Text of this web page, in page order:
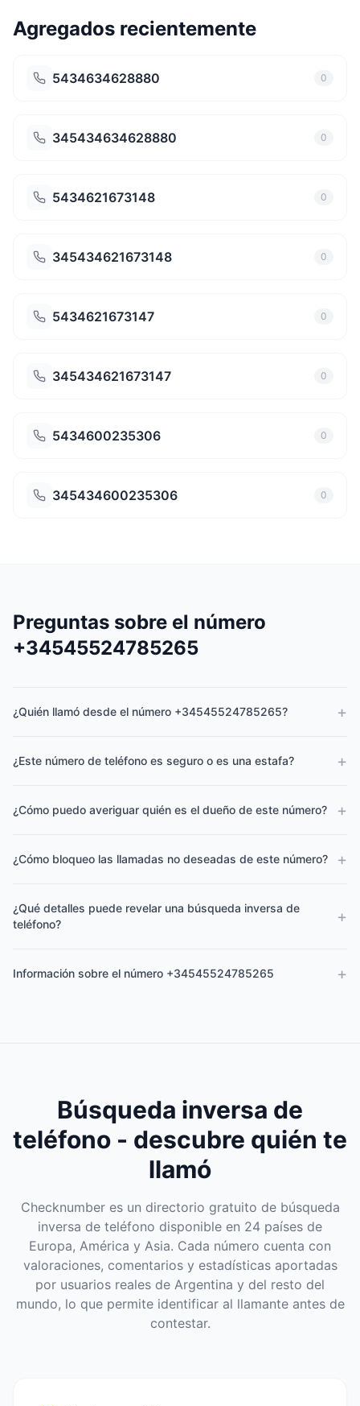
Agregados recientemente
5434634628880 0
345434634628880 0
5434621673148 0
345434621673148 0
5434621673147 0
345434621673147 0
5434600235306 0
345434600235306 0
Preguntas sobre el número
+34545524785265
¿Quién llamó desde el número +34545524785265? +
¿Este número de teléfono es seguro o es una estafa? +
¿Cómo puedo averiguar quién es el dueño de este número? +
¿Cómo bloqueo las llamadas no deseadas de este número? +
¿Qué detalles puede revelar una búsqueda inversa de
teléfono?
+
Información sobre el número +34545524785265 +
Búsqueda inversa de
teléfono - descubre quién te
llamó
Checknumber es un directorio gratuito de búsqueda
inversa de teléfono disponible en 24 países de
Europa, América y Asia. Cada número cuenta con
valoraciones, comentarios y estadísticas aportadas
por usuarios reales de Argentina y del resto del
mundo, lo que permite identificar al llamante antes de
contestar.